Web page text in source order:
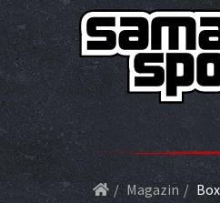
Magazin Box